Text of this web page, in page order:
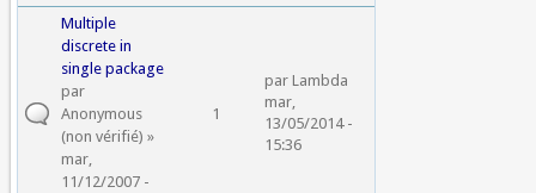
Multiple
discrete in
single package
par
Anonymous
(non vérifié) »
mar,
11/12/2007 -
1
parLambda
mar,
13/05/2014 -
15:36